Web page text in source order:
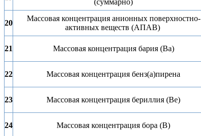
(суммарно)
20
Массовая концентрация анионных поверхностно-
активных веществ (АПАВ)
21 Массовая концентрация бария (Ba)
22 Массовая концентрация бенз(а)пирена
23 Массовая концентрация бериллия (Be)
24 Массовая концентрация бора (B)